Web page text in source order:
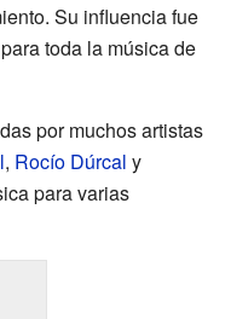
Su influencia fue
toda la música de
por muchos artistas
, Rocío Dúrcal y
para varias